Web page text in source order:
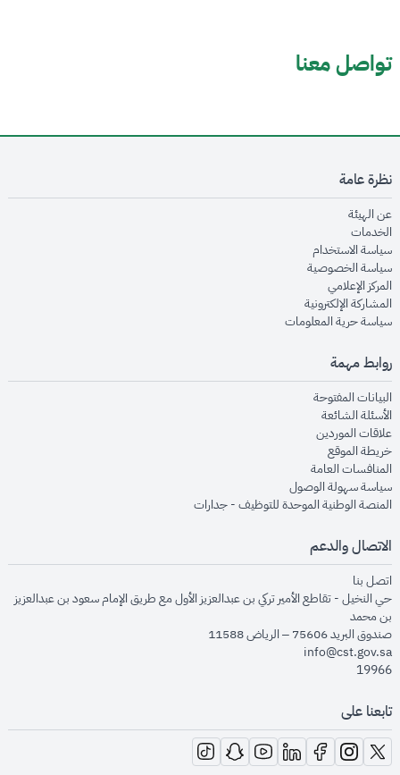
تواصل معنا
نظرة عامة
عن الهيئةopens in new window
الخدماتopens in new window
سياسة الاستخدامopens in new window
سياسة الخصوصيةopens in new window
المركز الإعلاميopens in new window
المشاركة الإلكترونيةopens in new window
سياسة حرية المعلوماتopens in new window
روابط مهمة
البيانات المفتوحةopens in new window
الأسئلة الشائعةopens in new window
علاقات الموردينopens in new window
خريطة الموقعopens in new window
المنافسات العامةopens in new window
سياسة سهولة الوصولopens in new window
المنصة الوطنية الموحدة للتوظيف - جداراتopens in new window
الاتصال والدعم
اتصل بنا
حي النخيل - تقاطع الأمير تركي بن عبدالعزيز الأول مع طريق الإمام سعود بن عبدالعزيز
بن محمد
صندوق البريد 75606 – الرياض 11588
info@cst.gov.sa
19966
تابعنا على
opens in new window
opens in new window
opens in new window
opens in new window
opens in new window
opens in new window
opens in new window